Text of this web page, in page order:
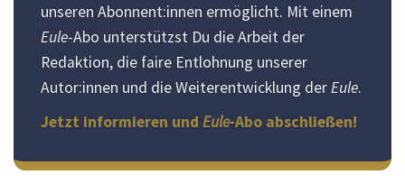
unseren Abonnent:innen ermöglicht. Mit einem
Eule-Abo unterstützst Du die Arbeit der
Redaktion, die faire Entlohnung unserer
Autor:innen und die Weiterentwicklung derEule.
Jetzt informieren und Eule-Abo abschließen!